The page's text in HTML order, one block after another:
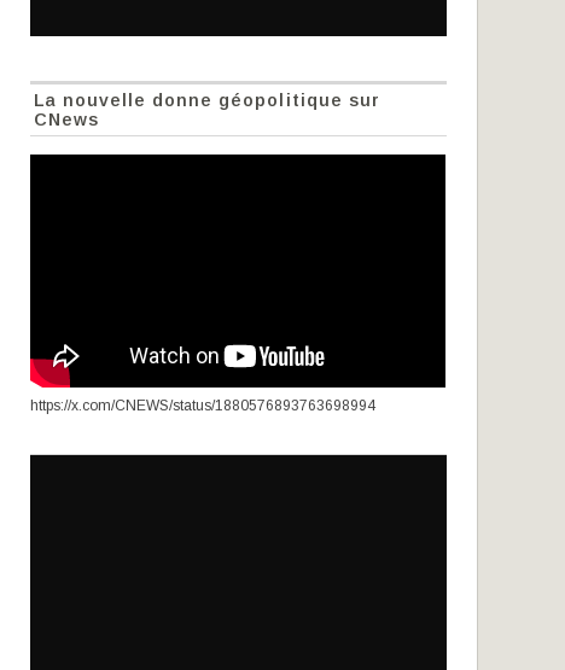
La nouvelle donne géopolitique sur
CNews
https://x.com/CNEWS/status/1880576893763698994